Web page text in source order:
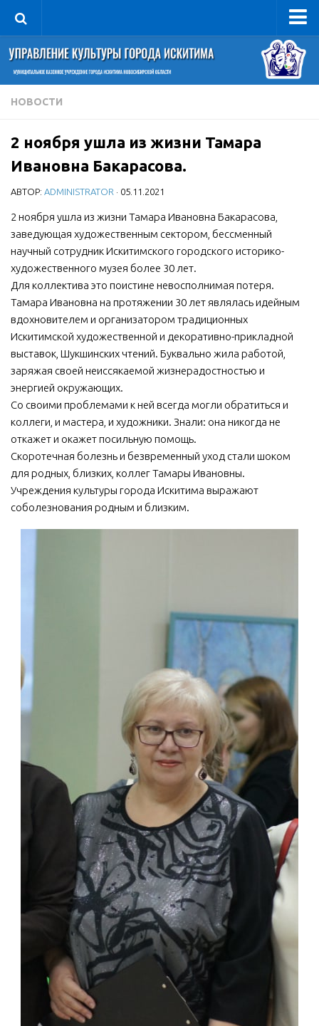
Управление
Руководитель
Сведения об организации
Книга почета культуры
Фотогалерея
Документы
Учредительные документы
Правовая база
Противодействие коррупции
Отчеты о деятельности
МБУ Дом культуры «Молодость»
МБУ Дом культуры «Октябрь»
МБОУ ДО «Детская школа искусств»
МБОУ ДО «Детская музыкальная школа»
МБУ Парк культуры и отдыха им. И.В. Коротеева
МБУК «Централизованная библиотечная система»
НОВОСТИ
2 ноября ушла из жизни Тамара
Ивановна Бакарасова.
АВТОР: ADMINISTRATOR · 05.11.2021
2 ноября ушла из жизни Тамара Ивановна Бакарасова,
заведующая художественным сектором, бессменный
научный сотрудник Искитимского городского историко-
художественного музея более 30 лет.
Для коллектива это поистине невосполнимая потеря.
Тамара Ивановна на протяжении 30 лет являлась идейным
вдохновителем и организатором традиционных
Искитимской художественной и декоративно-прикладной
выставок, Шукшинских чтений. Буквально жила работой,
заряжая своей неиссякаемой жизнерадостностью и
энергией окружающих.
Со своими проблемами к ней всегда могли обратиться и
коллеги, и мастера, и художники. Знали: она никогда не
откажет и окажет посильную помощь.
Скоротечная болезнь и безвременный уход стали шоком
для родных, близких, коллег Тамары Ивановны.
Учреждения культуры города Искитима выражают
соболезнования родным и близким.